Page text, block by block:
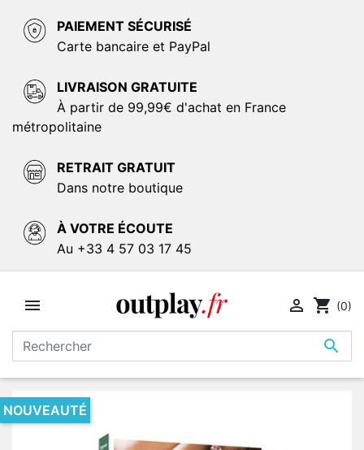
PAIEMENT SÉCURISÉ
Carte bancaire et PayPal
LIVRAISON GRATUITE
À partir de 99,99€ d'achat en France
métropolitaine
RETRAIT GRATUIT
Dans notre boutique
À VOTRE ÉCOUTE
Au +33 4 57 03 17 45


 shopping_cart (0)
NOUVEAUTÉ